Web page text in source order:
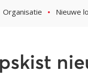
Organisatie Nieuwe